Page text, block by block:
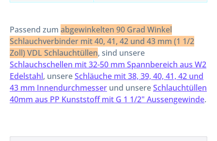
Passend zum abgewinkelten 90 Grad Winkel
Schlauchverbinder mit 40, 41, 42 und 43 mm (1 1/2
Zoll) VDL Schlauchtüllen, sind unsere
Schlauchschellen mit 32-50 mm Spannbereich aus W2
Edelstahl, unsereSchläuche mit 38, 39, 40, 41, 42 und
43 mm Innendurchmesser und unsereSchlauchtüllen
40mm aus PP Kunststoff mit G 1 1/2" Aussengewinde.